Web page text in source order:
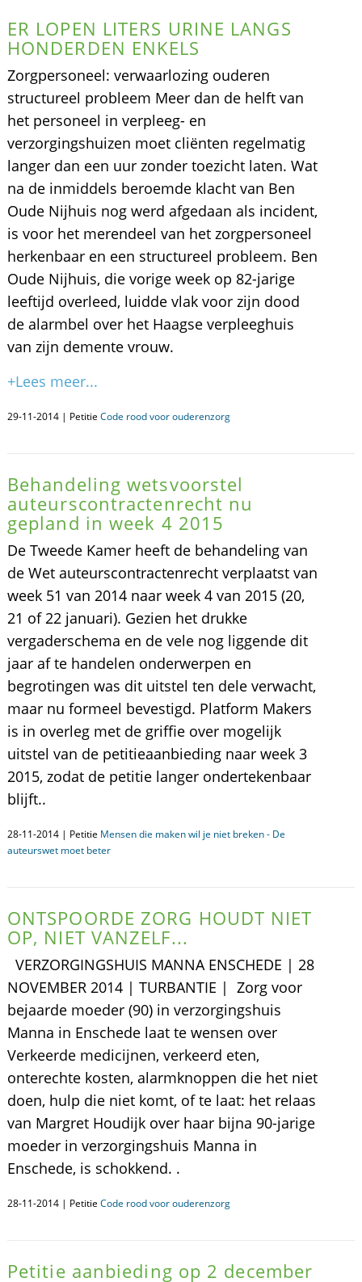
ER LOPEN LITERS URINE LANGS
HONDERDEN ENKELS
Zorgpersoneel: verwaarlozing ouderen
structureel probleem Meer dan de helft van
het personeel in verpleeg- en
verzorgingshuizen moet cliënten regelmatig
langer dan een uur zonder toezicht laten. Wat
na de inmiddels beroemde klacht van Ben
Oude Nijhuis nog werd afgedaan als incident,
is voor het merendeel van het zorgpersoneel
herkenbaar en een structureel probleem. Ben
Oude Nijhuis, die vorige week op 82-jarige
leeftijd overleed, luidde vlak voor zijn dood
de alarmbel over het Haagse verpleeghuis
van zijn demente vrouw.
+Lees meer...
29-11-2014 | Petitie Code rood voor ouderenzorg
Behandeling wetsvoorstel
auteurscontractenrecht nu
gepland in week 4 2015
De Tweede Kamer heeft de behandeling van
de Wet auteurscontractenrecht verplaatst van
week 51 van 2014 naar week 4 van 2015 (20,
21 of 22 januari). Gezien het drukke
vergaderschema en de vele nog liggende dit
jaar af te handelen onderwerpen en
begrotingen was dit uitstel ten dele verwacht,
maar nu formeel bevestigd. Platform Makers
is in overleg met de griffie over mogelijk
uitstel van de petitieaanbieding naar week 3
2015, zodat de petitie langer ondertekenbaar
blijft..
28-11-2014 | Petitie Mensen die maken wil je niet breken - De
auteurswet moet beter
ONTSPOORDE ZORG HOUDT NIET
OP, NIET VANZELF...
VERZORGINGSHUIS MANNA ENSCHEDE | 28
NOVEMBER 2014 | TURBANTIE | Zorg voor
bejaarde moeder (90) in verzorgingshuis
Manna in Enschede laat te wensen over
Verkeerde medicijnen, verkeerd eten,
onterechte kosten, alarmknoppen die het niet
doen, hulp die niet komt, of te laat: het relaas
van Margret Houdijk over haar bijna 90-jarige
moeder in verzorgingshuis Manna in
Enschede, is schokkend. .
28-11-2014 | Petitie Code rood voor ouderenzorg
Petitie aanbieding op 2 december